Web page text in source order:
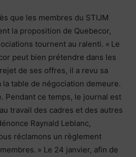
que les membres du STIJM
la proposition de Quebecor,
tournent au ralenti. « Le
peut bien prétendre dans les
de ses offres, il a revu sa
table de négociation demeure.
Pendant ce temps, le journal est
travail des cadres et des autres
Raynald Leblanc,
réclamons un règlement
» Le 24 janvier, afin de